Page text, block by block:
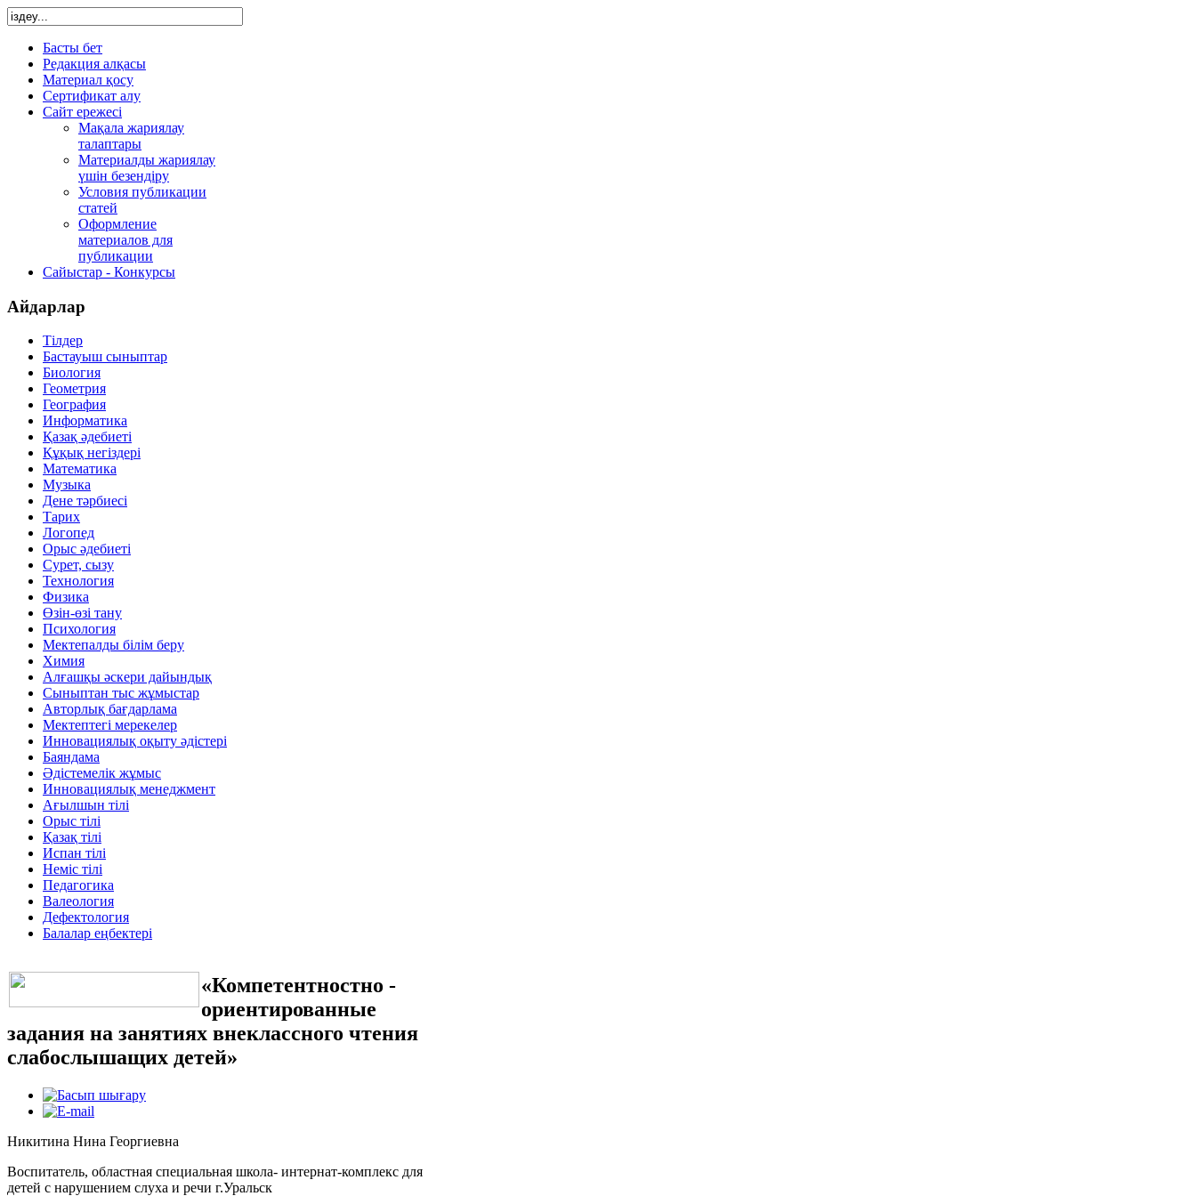
Басты бет
Редакция алқасы
Материал қосу
Сертификат алу
Сайт ережесі
Мақала жариялау
талаптары
Материалды жариялау
үшін безендіру
Условия публикации
статей
Оформление
материалов для
публикации
Сайыстар - Конкурсы
Айдарлар
Тілдер
Бастауыш сыныптар
Биология
Геометрия
География
Информатика
Қазақ әдебиеті
Құқық негіздері
Математика
Музыка
Дене тәрбиесі
Тарих
Логопед
Орыс әдебиеті
Сурет, сызу
Технология
Физика
Өзін-өзі тану
Психология
Мектепалды білім беру
Химия
Алғашқы әскери дайындық
Сыныптан тыс жұмыстар
Авторлық бағдарлама
Мектептегі мерекелер
Инновациялық оқыту әдістері
Баяндама
Әдістемелік жұмыс
Инновациялық менеджмент
Ағылшын тілі
Орыс тілі
Қазақ тілі
Испан тілі
Неміс тілі
Педагогика
Валеология
Дефектология
Балалар еңбектері
«Компетентностно -
ориентированные
задания на занятиях внеклассного чтения
слабослышащих детей»
Никитина Нина Георгиевна
Воспитатель, областная специальная школа- интернат-комплекс для
детей с нарушением слуха и речи г.Уральск